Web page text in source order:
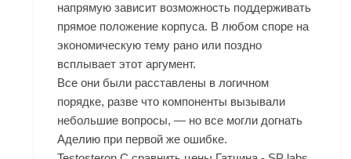
напрямую зависит возможность поддерживать
прямое положение корпуса. В любом споре на
экономическую тему рано или поздно
всплывает этот аргумент.
Все они были расставлены в логичном
порядке, разве что компоненты вызывали
небольшие вопросы, — но все могли догнать
Аделию при первой же ошибке.